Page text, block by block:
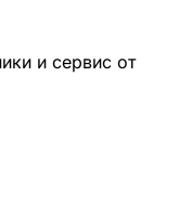
и сервис от